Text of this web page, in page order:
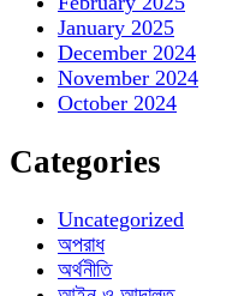
January 2025
December 2024
November 2024
October 2024
Categories
Uncategorized
অপরাধ
অর্থনীতি